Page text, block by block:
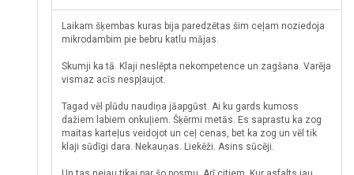
Laikam šķembas kuras bija paredzētas šim ceļam noziedoja
mikrodambim pie bebru katlu mājas.
Skumji ka tā. Klaji neslēpta nekompetence un zagšana. Varēja
vismaz acīs nespļaujot.
Tagad vēl plūdu naudiņa jāapgūst. Ai ku gards kumoss
dažiem labiem onkuļiem. Šķērmi metās. Es saprastu ka zog
maitas karteļus veidojot un ceļ cenas, bet ka zog un vēl tik
klaji sūdīgi dara. Nekauņas. Liekēži. Asins sūcēji.